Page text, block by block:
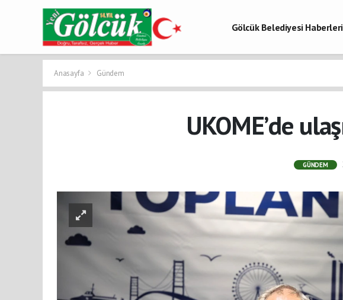
Gölcük Belediyesi Haberleri
Anasayfa Gündem
UKOME’de
GÜNDEM